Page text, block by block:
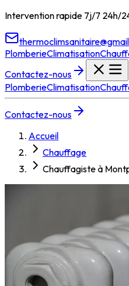
Intervention rapide 7j/7 24h/
PlomberieClimatisation
Contactez-nous
PlomberieClimatisation
Contactez-nous
Accueil
Chauffage
Chauffagiste à
Chauffagiste
Plan des 4
Chauffagiste au Plan des 4